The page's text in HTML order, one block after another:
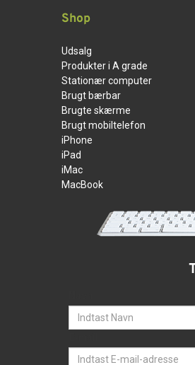
Shop
Udsalg
Produkter i A grade
Stationær computer
Brugt bærbar
Brugte skærme
Brugt mobiltelefon
iPhone
iPad
iMac
MacBook